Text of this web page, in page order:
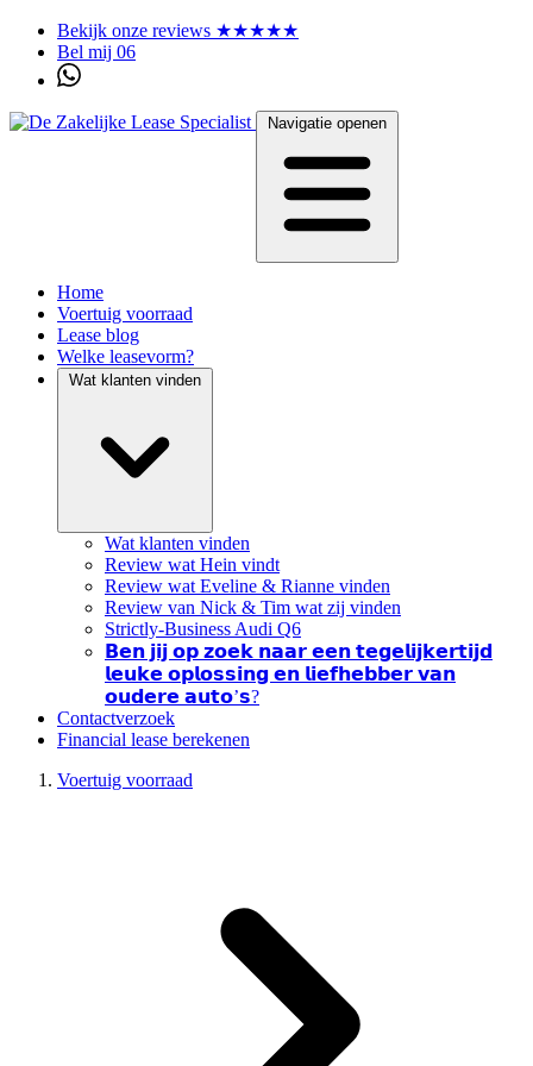
Bekijk onze reviews ★★★★★
Bel mij 06
Navigatie openen
Home
Voertuig voorraad
Lease blog
Welke leasevorm?
Wat klanten vinden
Wat klanten vinden
Review wat Hein vindt
Review wat Eveline & Rianne vinden
Review van Nick & Tim wat zij vinden
Strictly-Business Audi Q6
𝗕𝗲𝗻 𝗷𝗶𝗷 𝗼𝗽 𝘇𝗼𝗲𝗸 𝗻𝗮𝗮𝗿 𝗲𝗲𝗻 𝘁𝗲𝗴𝗲𝗹𝗶𝗷𝗸𝗲𝗿𝘁𝗶𝗷𝗱
𝗹𝗲𝘂𝗸𝗲 𝗼𝗽𝗹𝗼𝘀𝘀𝗶𝗻𝗴 𝗲𝗻 𝗹𝗶𝗲𝗳𝗵𝗲𝗯𝗯𝗲𝗿 𝘃𝗮𝗻
𝗼𝘂𝗱𝗲𝗿𝗲 𝗮𝘂𝘁𝗼’𝘀?
Contactverzoek
Financial lease berekenen
Voertuig voorraad